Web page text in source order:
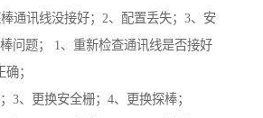
通讯线没接好；2、配置丢失；3、安
问题； 1、重新检查通讯线是否接好
；
3、更换安全栅；4、更换探棒；